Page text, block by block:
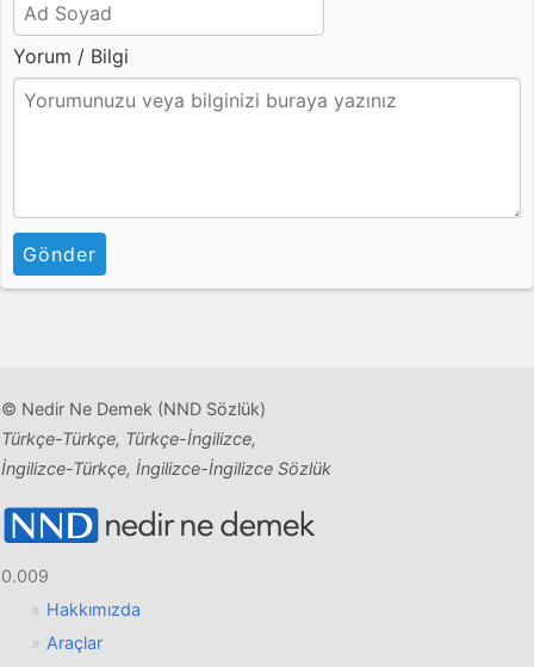
Yorum / Bilgi
Gönder
© Nedir Ne Demek (NND Sözlük)
Türkçe-Türkçe, Türkçe-İngilizce,
İngilizce-Türkçe, İngilizce-İngilizce Sözlük
0.009
Hakkımızda
Araçlar